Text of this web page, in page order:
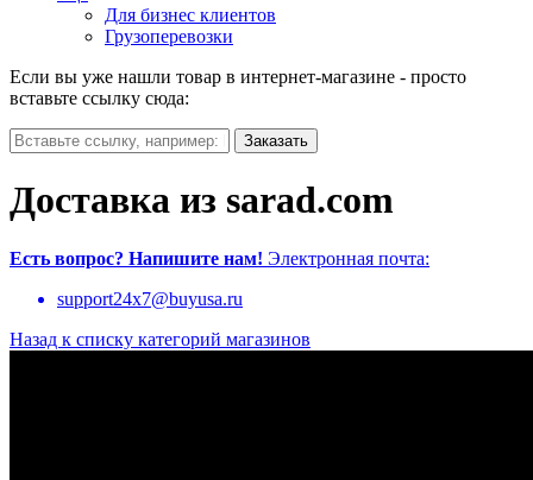
Для бизнес клиентов
Грузоперевозки
Если вы уже нашли товар в интернет-магазине - просто
вставьте ссылку сюда:
Доставка из sarad.com
Есть вопрос? Напишите нам! Электронная почта:
support24x7@buyusa.ru
Назад к списку категорий магазинов